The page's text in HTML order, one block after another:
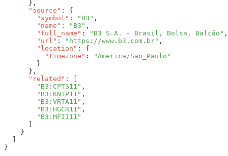
      "source"
        "symbol"
: "B3"
        "name"
: "B3"
        "full_name"
:
"B3 S.A. - Brasil, Bolsa, Balcão"
        "url"
: "https://www.b3.com.br"
        "location"
          "timezone"
:
      "related"
        "B3:CPTS11"
        "B3:KNIP11"
        "B3:VRTA11"
        "B3:HGCR11"